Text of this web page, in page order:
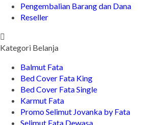
Pengembalian Barang dan Dana
Reseller
Kategori Belanja
Balmut Fata
Bed Cover Fata King
Bed Cover Fata Single
Karmut Fata
Promo Selimut Jovanka by Fata
Selimut Fata Dewasa